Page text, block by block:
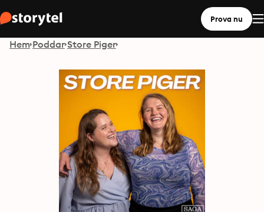
Prova nu
Hem Poddar Store Piger